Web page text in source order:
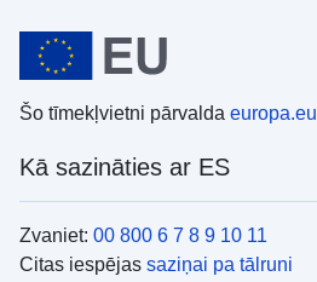
Šo tīmekļvietni pārvalda europa.eu
Kā sazināties ar ES
Zvaniet: 00 800 6 7 8 9 10 11
Citas iespējas saziņai pa tālruni